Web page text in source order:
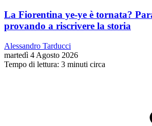
La Fiorentina ye-ye è tornata?
provando a riscrivere la storia
Alessandro Tarducci
martedì 4 Agosto 2026
Tempo di lettura: 3 minuti circa